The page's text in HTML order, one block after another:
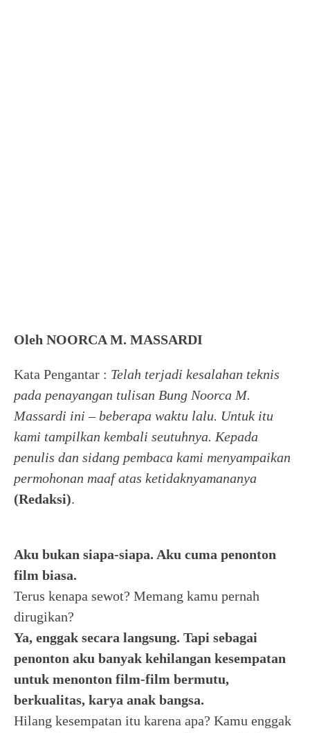
Oleh NOORCA M. MASSARDI
Kata Pengantar : Telah terjadi kesalahan teknis
pada penayangan tulisan Bung Noorca M.
Massardi ini – beberapa waktu lalu. Untuk itu
kami tampilkan kembali seutuhnya. Kepada
penulis dan sidang pembaca kami menyampaikan
permohonan maaf atas ketidaknyamananya
(Redaksi).
Aku bukan siapa-siapa. Aku cuma penonton
film biasa.
Terus kenapa sewot? Memang kamu pernah
dirugikan?
Ya, enggak secara langsung. Tapi sebagai
penonton aku banyak kehilangan kesempatan
untuk menonton film-film bermutu,
berkualitas, karya anak bangsa.
Hilang kesempatan itu karena apa? Kamu enggak